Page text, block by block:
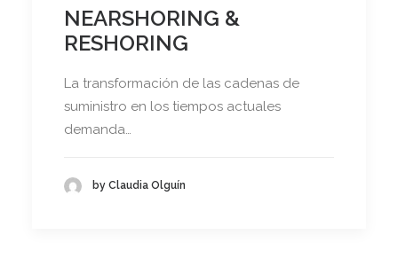
NEARSHORING &
RESHORING
La transformación de las cadenas de
suministro en los tiempos actuales
demanda…
by Claudia Olguín